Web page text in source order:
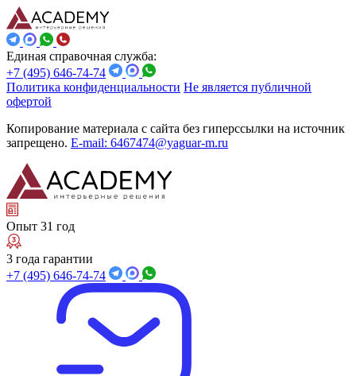
Единая справочная служба:
+7 (495) 646-74-74
Политика конфиденциальности Не является публичной
офертой
Копирование материала с сайта без гиперссылки на источник
запрещено. E-mail: 6467474@yaguar-m.ru
Опыт 31 год
3 года гарантии
+7 (495) 646-74-74